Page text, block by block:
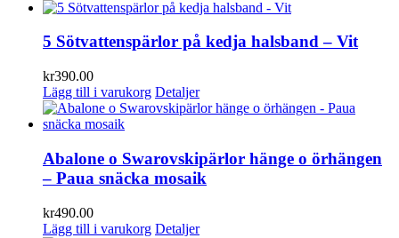
5 Sötvattenspärlor på kedja halsband – Vit
kr390.00
Lägg till i varukorg Detaljer
Abalone o Swarovskipärlor hänge o örhängen
– Paua snäcka mosaik
kr490.00
Lägg till i varukorg Detaljer